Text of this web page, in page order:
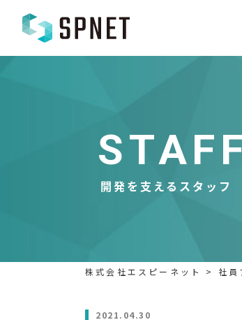
STAFF
開発を支えるスタッフ
株式会社エスピーネット > 社員
2021.04.30